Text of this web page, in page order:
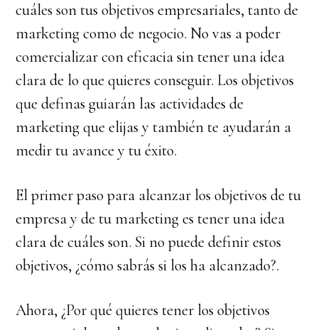
cuáles son tus objetivos empresariales, tanto de
marketing como de negocio. No vas a poder
comercializar con eficacia sin tener una idea
clara de lo que quieres conseguir. Los objetivos
que definas guiarán las actividades de
marketing que elijas y también te ayudarán a
medir tu avance y tu éxito.
El primer paso para alcanzar los objetivos de tu
empresa y de tu marketing es tener una idea
clara de cuáles son. Si no puede definir estos
objetivos, ¿cómo sabrás si los ha alcanzado?.
Ahora, ¿Por qué quieres tener los objetivos